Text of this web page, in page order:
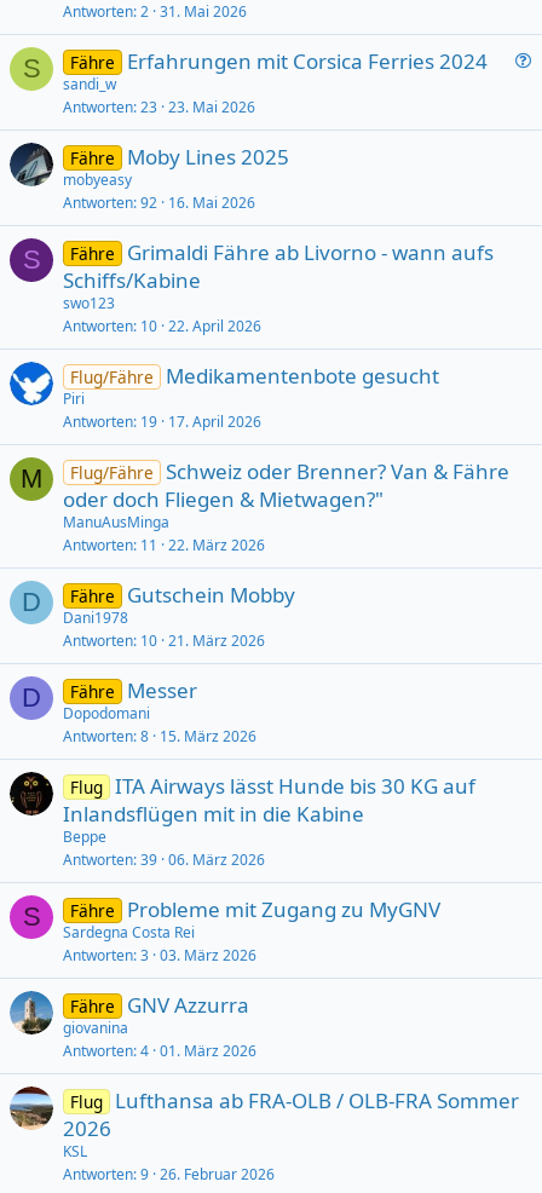
Antworten 2 31. Mai 2026
S
g
Fähre Erfahrungen mit Corsica Ferries 2024
sandi_w
Antworten 23 23. Mai 2026
Fähre Moby Lines 2025
mobyeasy
Antworten 92 16. Mai 2026
S Fähre
Grimaldi Fähre ab Livorno - wann aufs
Schiffs/Kabine
swo123
Antworten 10 22. April 2026
Flug/Fähre Medikamentenbote gesucht
Piri
Antworten 19 17. April 2026
M Flug/Fähre Schweiz oder Brenner? Van & Fähre
oder doch Fliegen & Mietwagen?"
ManuAusMinga
Antworten 11 22. März 2026
D Fähre Gutschein Mobby
Dani1978
Antworten 10 21. März 2026
D Fähre Messer
Dopodomani
Antworten 8 15. März 2026
Flug ITA Airways lässt Hunde bis 30 KG auf
Inlandsflügen mit in die Kabine
Beppe
Antworten 39 06. März 2026
S Fähre Probleme mit Zugang zu MyGNV
Sardegna Costa Rei
Antworten 3 03. März 2026
Fähre GNV Azzurra
giovanina
Antworten 4 01. März 2026
Flug Lufthansa ab FRA-OLB / OLB-FRA Sommer
2026
KSL
Antworten 9 26. Februar 2026